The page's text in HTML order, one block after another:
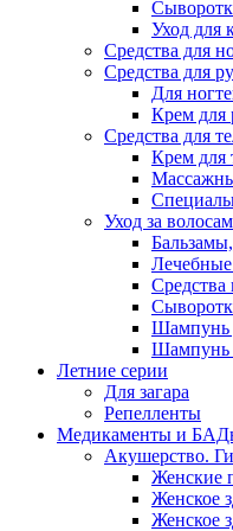
Уход для
Средства для
Средства для
Для
Крем для
Средства для
Крем для
Уход за
Лечебные
Средства
Шампунь
Шампунь
Летние серии
Для загара
Репелленты
Медикаменты и
Акушерство.
Женские
Женское
Женское